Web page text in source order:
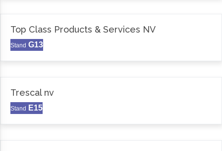
Top Class Products & Services NV
Stand G13
Trescal nv
Stand E15